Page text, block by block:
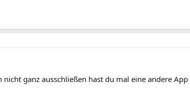
ganz ausschließen hast du mal eine andere